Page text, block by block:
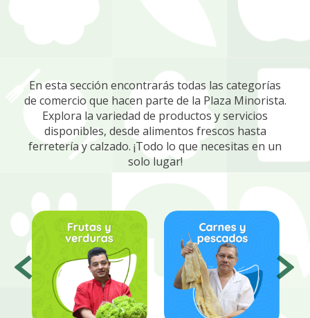
En esta sección encontrarás todas las categorías
de comercio que hacen parte de la Plaza Minorista.
Explora la variedad de productos y servicios
disponibles, desde alimentos frescos hasta
ferretería y calzado. ¡Todo lo que necesitas en un
solo lugar!